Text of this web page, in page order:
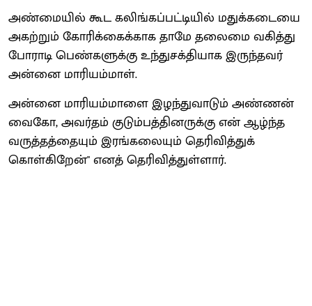
அண்மையில் கூட கலிங்கப்பட்டியில் மதுக்கடையை
அகற்றும் கோரிக்கைக்காக தாமே தலைமை வகித்து
போராடி பெண்களுக்கு உந்துசக்தியாக இருந்தவர்
அன்னை மாரியம்மாள்.
அன்னை மாரியம்மாளை இழந்துவாடும் அண்ணன்
வைகோ, அவர்தம் குடும்பத்தினருக்கு என் ஆழ்ந்த
வருத்தத்தையும் இரங்கலையும் தெரிவித்துக்
கொள்கிறேன்" எனத் தெரிவித்துள்ளார்.